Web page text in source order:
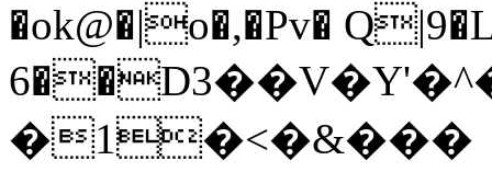
�ok@�|o�,�Pv�
�1�<�&���